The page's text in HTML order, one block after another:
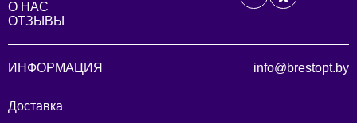
О НАС
ОТЗЫВЫ
ИНФОРМАЦИЯ
Доставка
info@brestopt.by